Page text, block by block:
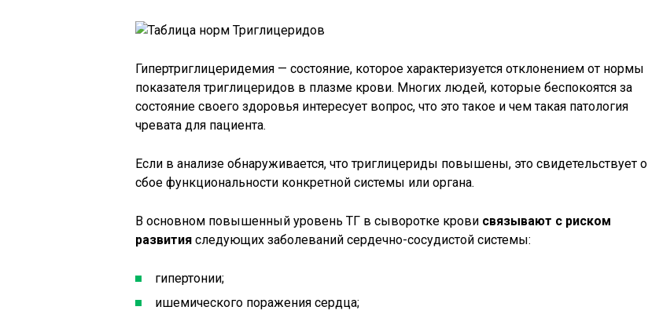
Гипертриглицеридемия — состояние, которое характеризуется отклонением от нормы
показателя триглицеридов в плазме крови. Многих людей, которые беспокоятся за
состояние своего здоровья интересует вопрос, что это такое и чем такая патология
чревата для пациента.
Если в анализе обнаруживается, что триглицериды повышены, это свидетельствует о
сбое функциональности конкретной системы или органа.
В основном повышенный уровень ТГ в сыворотке крови связывают с риском
развития следующих заболеваний сердечно-сосудистой системы:
гипертонии;
ишемического поражения сердца;